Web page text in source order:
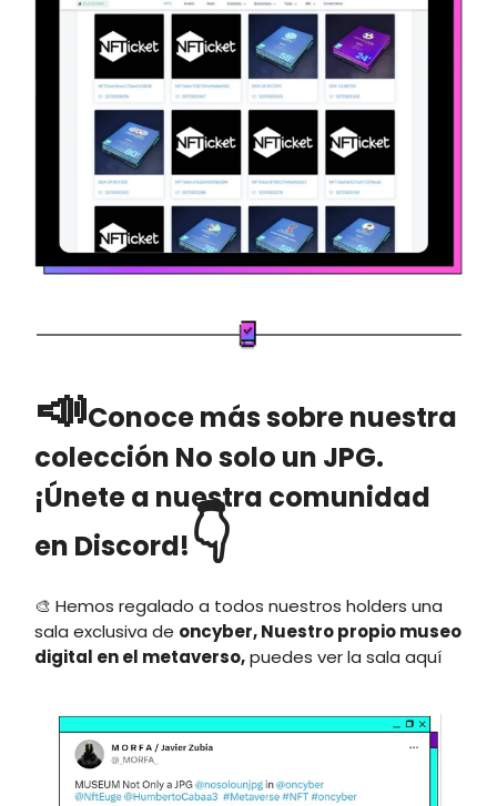
📣Conoce más sobre nuestra
colección No solo un JPG.
¡Únete a nuestra comunidad
en Discord!👇
🎨 Hemos regalado a todos nuestros holders una
sala exclusiva de oncyber, Nuestro propio museo
digital en el metaverso,puedes ver la sala aquí